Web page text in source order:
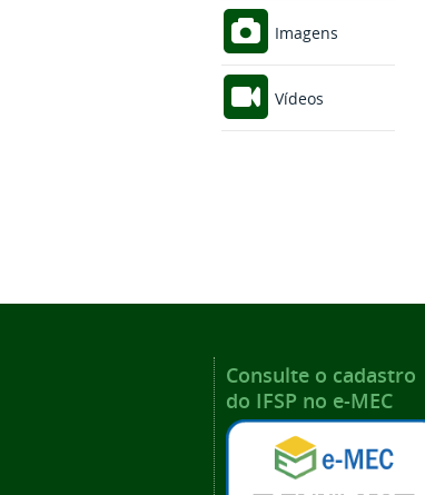
Imagens
Vídeos
Consulte o cadastro
do IFSP no e-MEC